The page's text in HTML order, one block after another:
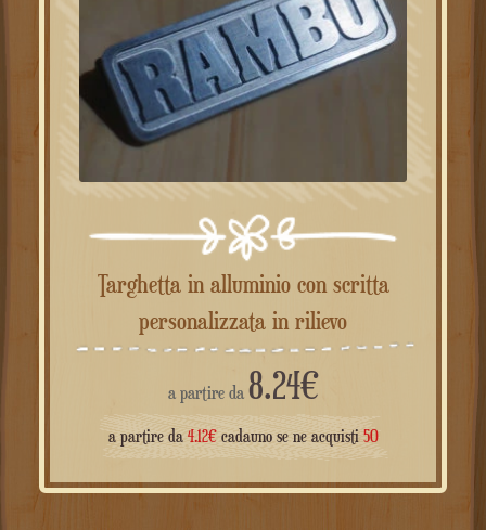
Targhetta in alluminio con scritta
personalizzata in rilievo
a partire da 8.24€
a partire da 4.12€cadauno se ne acquisti50